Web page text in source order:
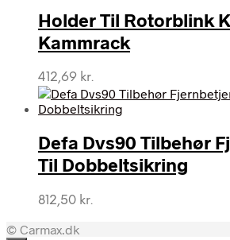
Holder Til Rotorblink
Kammrack
412,69 kr.
Defa Dvs90 Tilbehør
Til Dobbeltsikring
812,50 kr.
© Carmax.dk